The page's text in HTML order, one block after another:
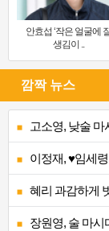
안효섭 ‘작은 얼굴에
생김이 ..
깜짝 뉴스
고소영, 낮술 마
이정재, ♥임세
혜리 과감하게
장원영, 술 마